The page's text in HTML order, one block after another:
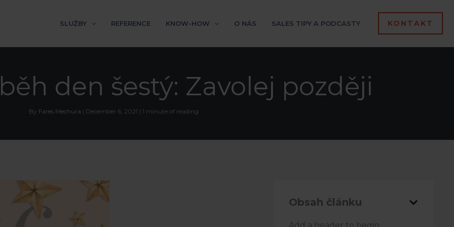
SLUŽBY REFERENCE KNOW-HOW O NÁS SALES TIPY A PODCASTY KONTAKT
den šestý: Zavolej později
By Fares Mechura | December 6, 2021 | 1 minute of reading
Obsah článku
Add a header to begin